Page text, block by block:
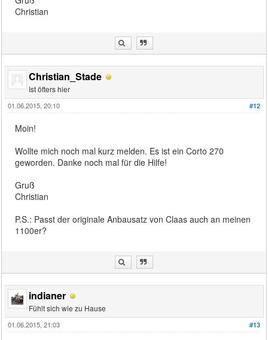
Christian
Christian_Stade
Ist öfters hier
#12
01.06.2015, 20:10
Moin!
Wollte mich noch mal kurz melden. Es ist ein Corto 270
geworden. Danke noch mal für die Hilfe!
Gruß
Christian
P.S.: Passt der originale Anbausatz von Claas auch an meinen
1100er?
indianer
Fühlt sich wie zu Hause
#13
01.06.2015, 21:03